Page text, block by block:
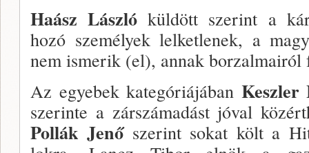
Haász Lászlóküldött szerint a
hozó szemé­lyek lelketlenek, a
nem ismerik (el), annak borzalmairól
Az egyebek kategóriájában
szerinte a zárszámadást jóval
Pollák Jenő szerint so­kat költ a